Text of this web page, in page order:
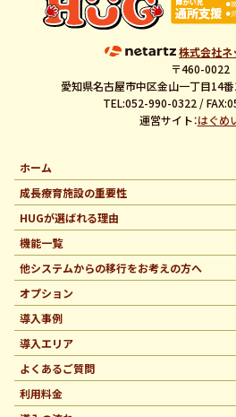
株式会社ネ
〒460-0022
愛知県名古屋市中区金山一丁目14
TEL:052-990-0322 /
運営サイト：はぐめ
ホーム
成長療育施設の重要性
HUGが選ばれる理由
機能一覧
他システムからの移行をお考えの方へ
オプション
導入事例
導入エリア
よくあるご質問
利用料金